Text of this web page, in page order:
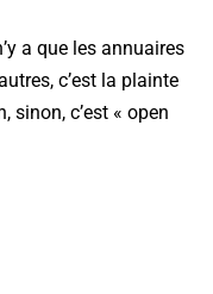
a que les annuaires
c’est la plainte
c’est « open